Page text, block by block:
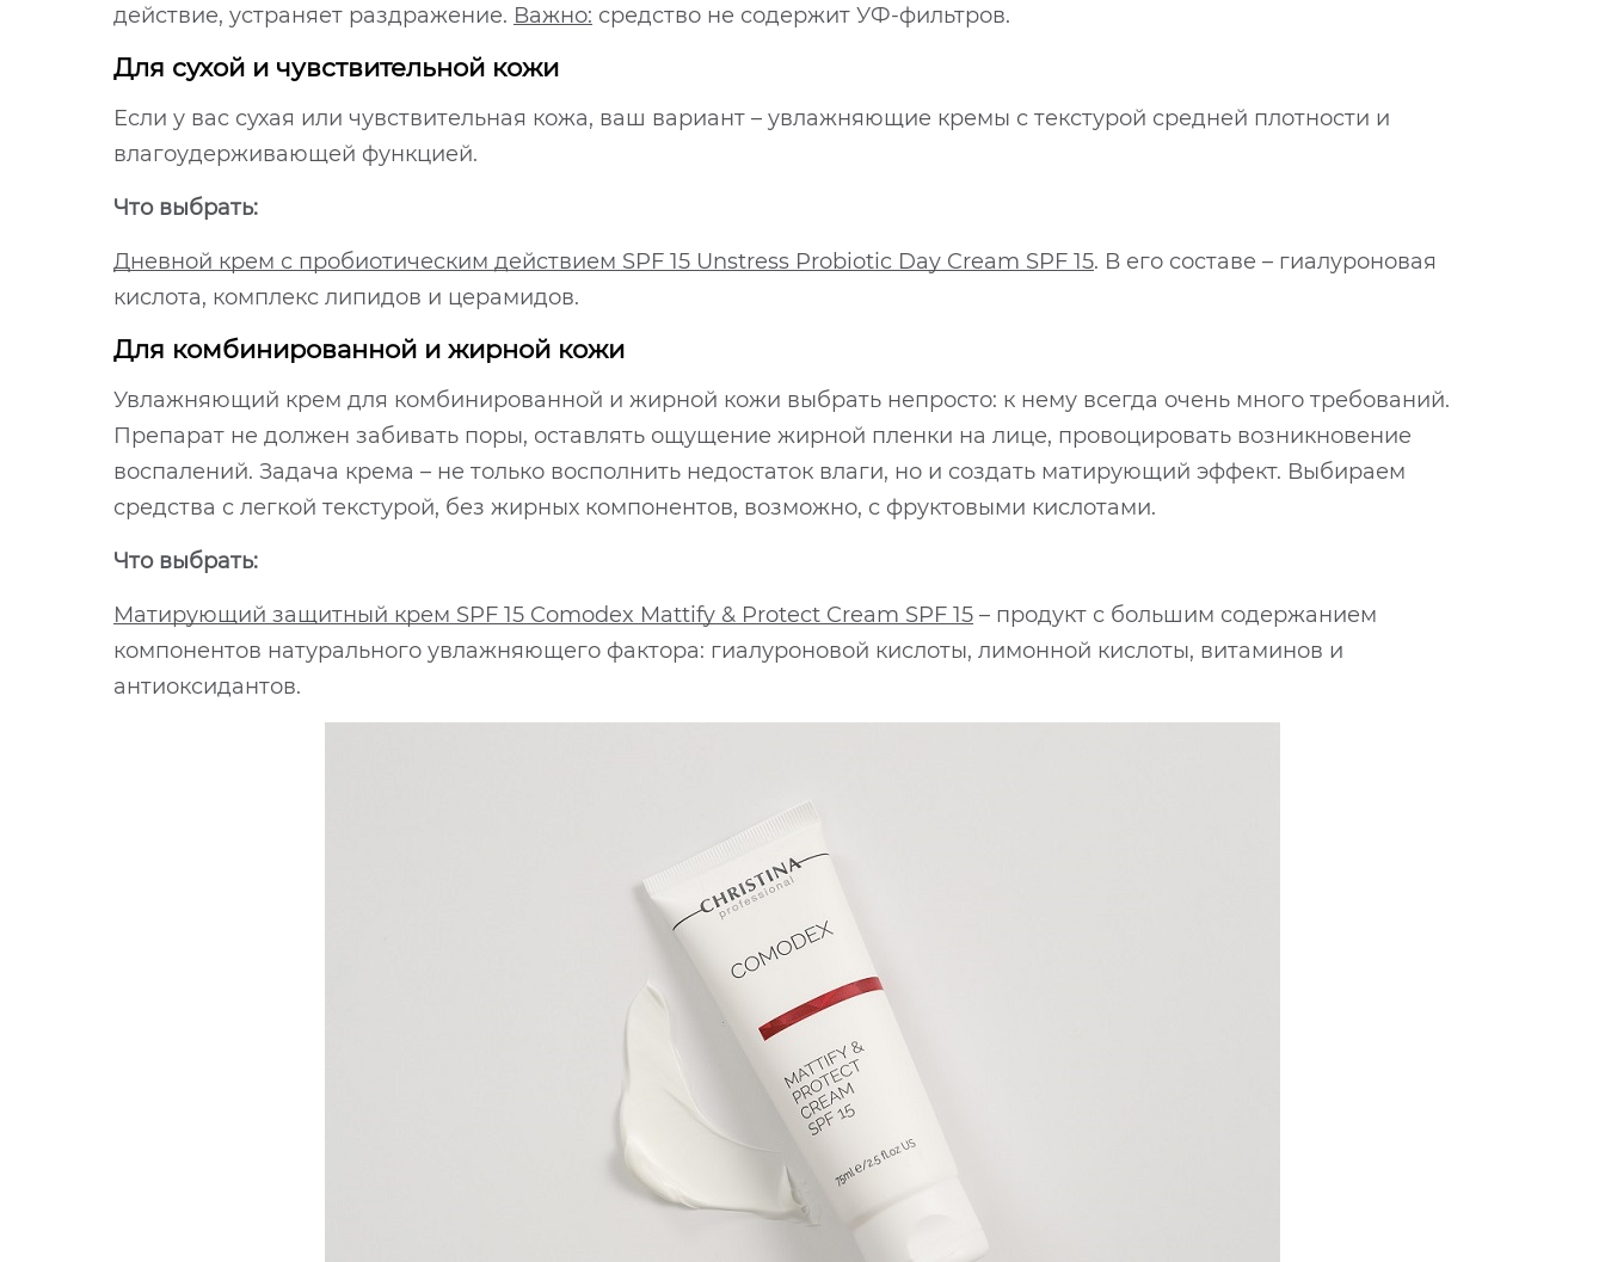
действие, устраняет раздражение. Важно: средство не содержит УФ-фильтров.
Для сухой и чувствительной кожи
Если у вас сухая или чувствительная кожа, ваш вариант – увлажняющие кремы с текстурой средней плотности и
влагоудерживающей функцией.
Что выбрать:
Дневной крем с пробиотическим действием SPF 15 Unstress Probiotic Day Cream SPF 15. В его составе – гиалуроновая
кислота, комплекс липидов и церамидов.
Для комбинированной и жирной кожи
Увлажняющий крем для комбинированной и жирной кожи выбрать непросто: к нему всегда очень много требований.
Препарат не должен забивать поры, оставлять ощущение жирной пленки на лице, провоцировать возникновение
воспалений. Задача крема – не только восполнить недостаток влаги, но и создать матирующий эффект. Выбираем
средства с легкой текстурой, без жирных компонентов, возможно, с фруктовыми кислотами.
Что выбрать:
Матирующий защитный крем SPF 15 Comodex Mattify & Protect Cream SPF 15 – продукт с большим содержанием
компонентов натурального увлажняющего фактора: гиалуроновой кислоты, лимонной кислоты, витаминов и
антиоксидантов.